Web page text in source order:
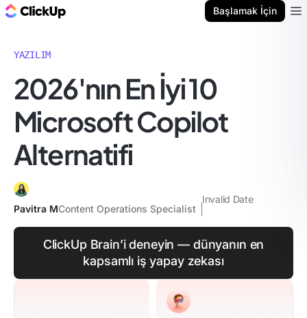
Başlamak İçin
YAZILIM
2026'nın En İyi 10
Microsoft Copilot
Alternatifi
Pavitra MContent Operations Specialist
Invalid Date
ClickUp Brain’i deneyin — dünyanın en
kapsamlı iş yapay zekası